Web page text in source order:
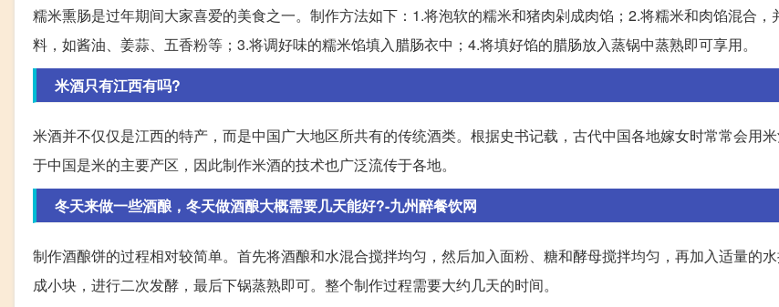
糯米熏肠是过年期间大家喜爱的美食之一。制作方法如下：1.将泡软的糯米和猪肉剁成肉馅；2.将糯米和肉馅混合，
料，如酱油、姜蒜、五香粉等；3.将调好味的糯米馅填入腊肠衣中；4.将填好馅的腊肠放入蒸锅中蒸熟即可享用。
米酒只有江西有吗?
米酒并不仅仅是江西的特产，而是中国广大地区所共有的传统酒类。根据史书记载，古代中国各地嫁女时常常会用
于中国是米的主要产区，因此制作米酒的技术也广泛流传于各地。
冬天来做一些酒酿，冬天做酒酿大概需要几天能好?-九州醉餐饮网
制作酒酿饼的过程相对较简单。首先将酒酿和水混合搅拌均匀，然后加入面粉、糖和酵母搅拌均匀，再加入适量的
成小块，进行二次发酵，最后下锅蒸熟即可。整个制作过程需要大约几天的时间。